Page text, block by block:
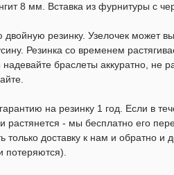
8 мм. Вставка из фурнитуры с
резинку. Узелочек может
Резинка со временем
браслеты аккуратно, не
на резинку 1 год. Если в
растянется - мы бесплатно его
только доставку к нам и обратно и
потеряются).